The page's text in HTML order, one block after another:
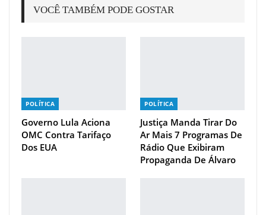
VOCÊ TAMBÉM PODE GOSTAR
POLÍTICA
Governo Lula Aciona
OMC Contra Tarifaço
Dos EUA
POLÍTICA
Justiça Manda Tirar Do
Ar Mais 7 Programas De
Rádio Que Exibiram
Propaganda De Álvaro